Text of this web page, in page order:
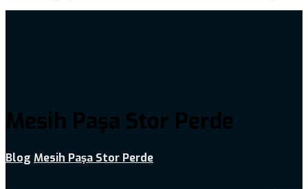
Mesih Paşa Stor Perde
Blog Mesih Paşa Stor Perde